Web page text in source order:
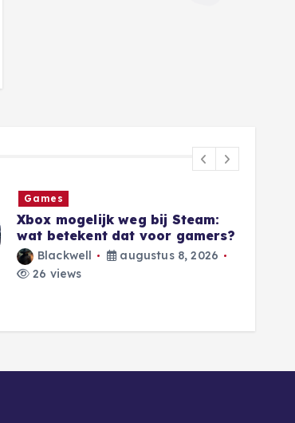
Tech nieuws
Google Drive stopt met back-
ups naar Google Foto’s: zo
bereid je je voor
Eater